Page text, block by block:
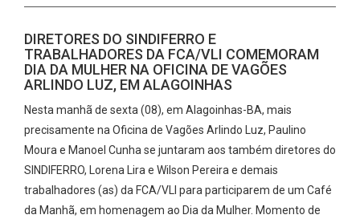
DIRETORES DO SINDIFERRO E
TRABALHADORES DA FCA/VLI COMEMORAM
DIA DA MULHER NA OFICINA DE VAGÕES
ARLINDO LUZ, EM ALAGOINHAS
Nesta manhã de sexta (08), em Alagoinhas-BA, mais
precisamente na Oficina de Vagões Arlindo Luz, Paulino
Moura e Manoel Cunha se juntaram aos também diretores do
SINDIFERRO, Lorena Lira e Wilson Pereira e demais
trabalhadores (as) da FCA/VLI para participarem de um Café
da Manhã, em homenagem ao Dia da Mulher. Momento de